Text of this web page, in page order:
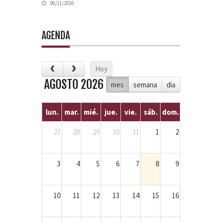
08/11/2016
AGENDA
Hoy
mes
semana dia
AGOSTO 2026
lun. mar. mié. jue. vie. sáb. dom.
27 28 29 30 31 1 2
3 4 5 6 7 8 9
10 11 12 13 14 15 16